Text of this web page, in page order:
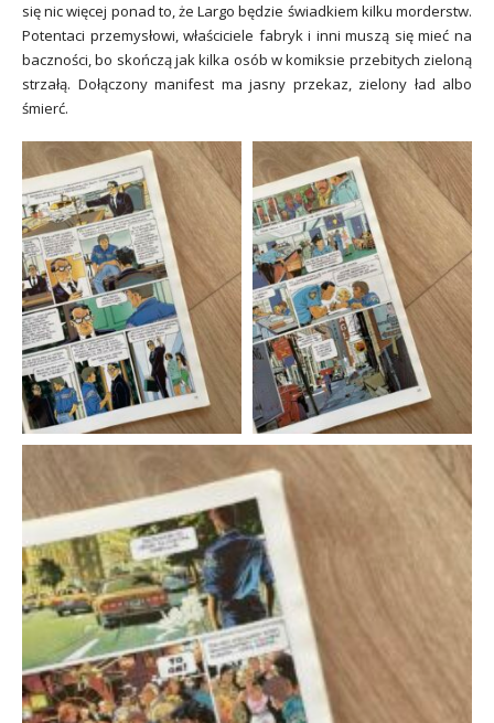
się nic więcej ponad to, że Largo będzie świadkiem kilku morderstw.
Potentaci przemysłowi, właściciele fabryk i inni muszą się mieć na
baczności, bo skończą jak kilka osób w komiksie przebitych zieloną
strzałą. Dołączony manifest ma jasny przekaz, zielony ład albo
śmierć.